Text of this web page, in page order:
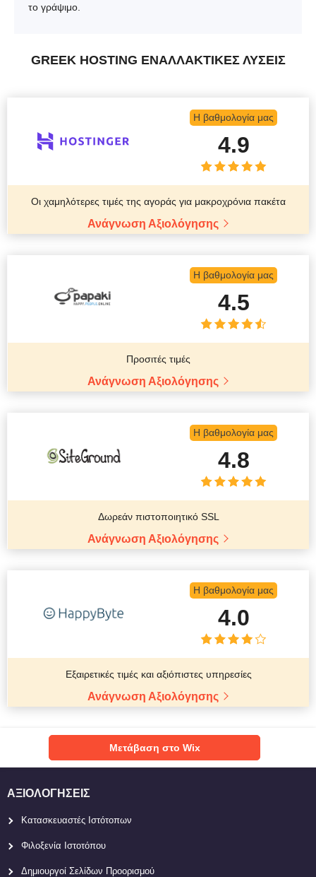
το γράψιμο.
GREEK HOSTING ΕΝΑΛΛΑΚΤΙΚΈΣ ΛΎΣΕΙΣ
Η βαθμολογία μας
4.9
Οι χαμηλότερες τιμές της αγοράς για μακροχρόνια πακέτα
Ανάγνωση Αξιολόγησης
Η βαθμολογία μας
4.5
Προσιτές τιμές
Ανάγνωση Αξιολόγησης
Η βαθμολογία μας
4.8
Δωρεάν πιστοποιητικό SSL
Ανάγνωση Αξιολόγησης
Η βαθμολογία μας
4.0
Εξαιρετικές τιμές και αξιόπιστες υπηρεσίες
Ανάγνωση Αξιολόγησης
Μετάβαση στο Wix
ΑΞΙΟΛΟΓΉΣΕΙΣ
Κατασκευαστές Ιστότοπων
Φιλοξενία Ιστοτόπου
Δημιουργοί Σελίδων Προορισμού